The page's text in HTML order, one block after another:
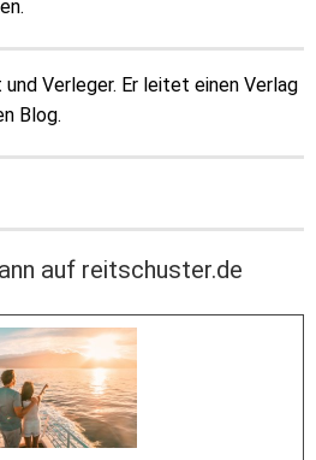
Verleger. Er leitet einen Verlag
Blog.
auf reitschuster.de